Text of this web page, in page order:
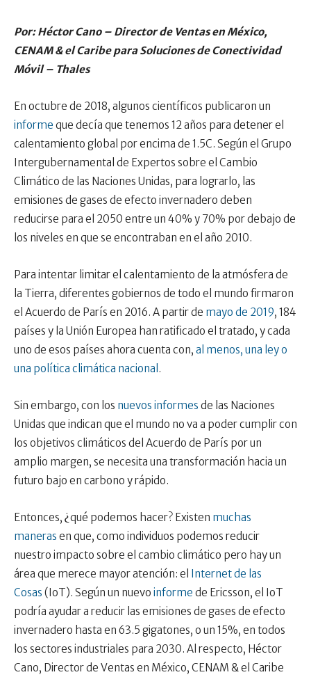
Por: Héctor Cano – Director de Ventas en México,
CENAM & el Caribe para Soluciones de Conectividad
Móvil – Thales
En octubre de 2018, algunos científicos publicaron un
informe que decía que tenemos 12 años para detener el
calentamiento global por encima de 1.5C. Según el Grupo
Intergubernamental de Expertos sobre el Cambio
Climático de las Naciones Unidas, para lograrlo, las
emisiones de gases de efecto invernadero deben
reducirse para el 2050 entre un 40% y 70% por debajo de
los niveles en que se encontraban en el año 2010.
Para intentar limitar el calentamiento de la atmósfera de
la Tierra, diferentes gobiernos de todo el mundo firmaron
el Acuerdo de París en 2016. A partir de mayo de 2019, 184
países y la Unión Europea han ratificado el tratado, y cada
uno de esos países ahora cuenta con, al menos, una ley o
una política climática nacional .
Sin embargo, con los nuevos informes de las Naciones
Unidas que indican que el mundo no va a poder cumplir con
los objetivos climáticos del Acuerdo de París por un
amplio margen, se necesita una transformación hacia un
futuro bajo en carbono y rápido.
Entonces, ¿qué podemos hacer? Existen muchas
maneras en que, como individuos podemos reducir
nuestro impacto sobre el cambio climático pero hay un
área que merece mayor atención: el Internet de las
Cosas (IoT). Según un nuevo informe de Ericsson, el IoT
podría ayudar a reducir las emisiones de gases de efecto
invernadero hasta en 63.5 gigatones, o un 15%, en todos
los sectores industriales para 2030. Al respecto, Héctor
Cano, Director de Ventas en México, CENAM & el Caribe